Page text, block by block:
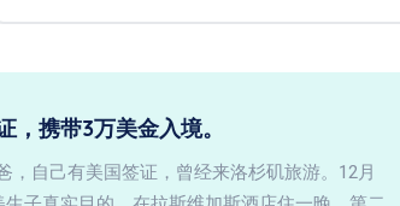
携带3万美金入境。
自己有美国签证，曾经来洛杉矶旅游。12月